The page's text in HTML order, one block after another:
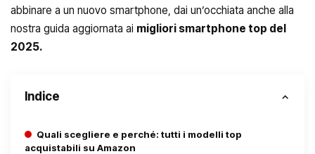
abbinare a un nuovo smartphone, dai un’occhiata anche alla
nostra guida aggiornata ai migliori smartphone top del
2025.
Indice
Quali scegliere e perché: tutti i modelli top
acquistabili su Amazon